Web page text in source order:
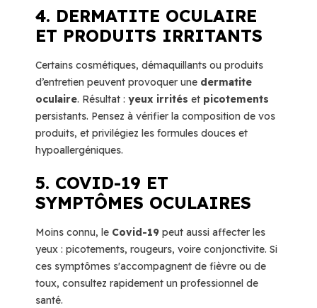
4. DERMATITE OCULAIRE
ET PRODUITS IRRITANTS
Certains cosmétiques, démaquillants ou produits
d’entretien peuvent provoquer une dermatite
oculaire. Résultat : yeux irrités et picotements
persistants. Pensez à vérifier la composition de vos
produits, et privilégiez les formules douces et
hypoallergéniques.
5. COVID-19 ET
SYMPTÔMES OCULAIRES
Moins connu, le Covid-19 peut aussi affecter les
yeux : picotements, rougeurs, voire conjonctivite. Si
ces symptômes s'accompagnent de fièvre ou de
toux, consultez rapidement un professionnel de
santé.